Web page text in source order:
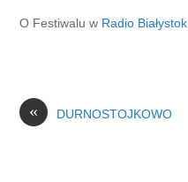
O Festiwalu w Radio Białystok
« DURNOSTOJKOWO